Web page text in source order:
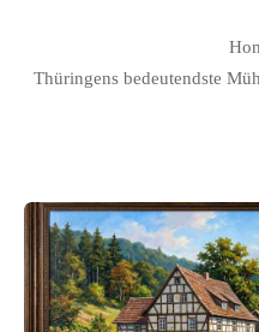
Thüringens bedeutendste